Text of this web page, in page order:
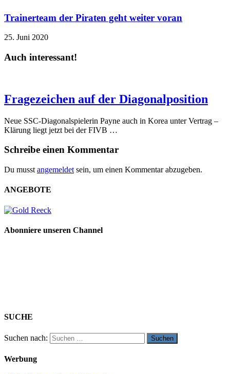
Trainerteam der Piraten geht weiter voran
25. Juni 2020
Auch interessant!
Fragezeichen auf der Diagonalposition
Neue SSC-Diagonalspielerin Payne auch in Korea unter Vertrag –
Klärung liegt jetzt bei der FIVB …
Schreibe einen Kommentar
Du musst angemeldet sein, um einen Kommentar abzugeben.
ANGEBOTE
Abonniere unseren Channel
SUCHE
Suchen nach:
Werbung